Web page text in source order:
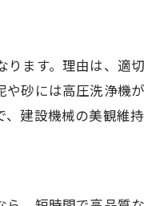
でキャリアを築く
経験が将来性を広げ
る建設機械清掃の実
現場で身につくリ
ます。理由は、適
砂には高圧洗浄機
建設機械の美観維